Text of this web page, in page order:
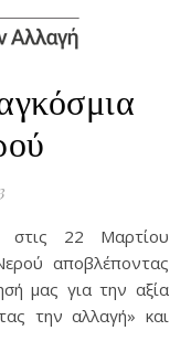
αποβλέποντας
μας για την αξία
την αλλαγή» και